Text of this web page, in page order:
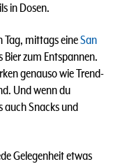
in Dosen.
Tag, mittags eineSan
Bier zum Entspannen.
genauso wie Trend-
Und wenn du
auch Snacks und
Gelegenheit etwas